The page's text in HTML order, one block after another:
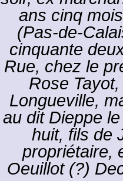
ans cinq
(Pas-de-
cinquante
Rue, chez le
Rose
Longueville,
au dit Dieppe
huit, fils de
propriétaire,
Oeuillot (?)